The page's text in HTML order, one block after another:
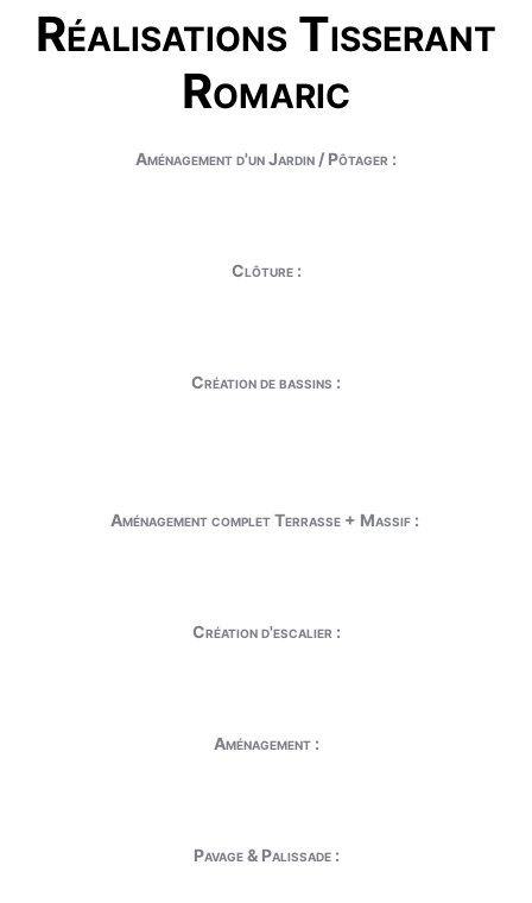
Réalisations Tisserant
Romaric
Aménagement d'un Jardin / Pôtager :
Clôture :
Création de bassins :
Aménagement complet Terrasse + Massif :
Création d'escalier :
Aménagement :
Pavage & Palissade :